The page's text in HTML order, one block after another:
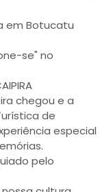
em Botucatu
se" no
chegou e a
de
especial
pelo